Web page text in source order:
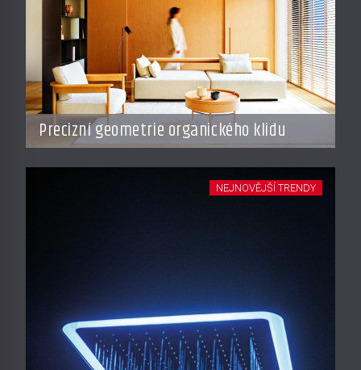
Precizní geometrie organického klidu
NEJNOVĚJŠÍ TRENDY